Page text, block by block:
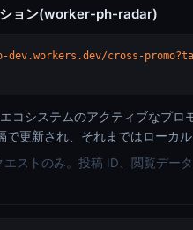
ション(worker-ph-radar)
dev.workers.dev/cross-
コシステムのアクティブなプロ
更新され、それまではローカル
ストのみ。投稿 ID、閲覧デー